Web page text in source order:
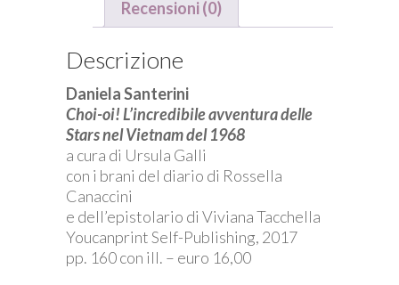
Recensioni (0)
Descrizione
Daniela Santerini
Choi-oi! L’incredibile avventura delle
Stars nel Vietnam del 1968
a cura di Ursula Galli
con i brani del diario di Rossella
Canaccini
e dell’epistolario di Viviana Tacchella
Youcanprint Self-Publishing, 2017
pp. 160 con ill. – euro 16,00